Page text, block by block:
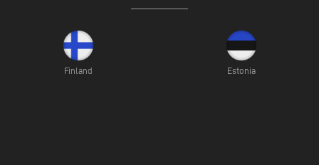
Finland Estonia